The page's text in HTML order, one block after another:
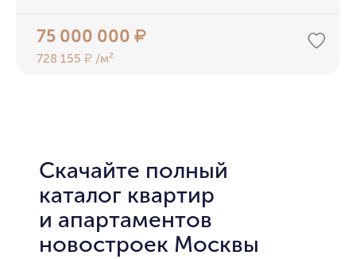
75 000 000₽
728 155₽ /м²
Скачайте полный
каталог квартир
и апартаментов
новостроек Москвы